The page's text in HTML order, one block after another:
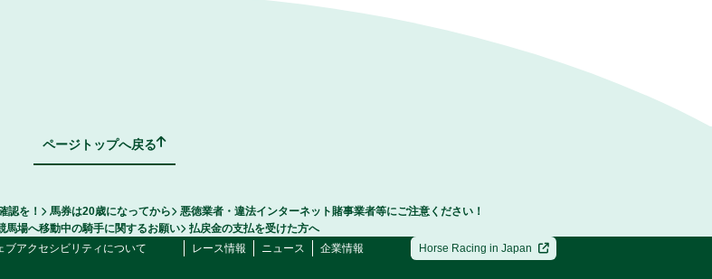
ページトップへ戻る
認を！ 馬券は20歳になってから
悪徳業者・違法インターネット賭事業者等にご注意ください！
馬場へ移動中の騎手に関するお願い
払戻金の支払を受けた方へ
ブアクセシビリティについて レース情報 ニュース 企業情報 Horse Racing in Japan